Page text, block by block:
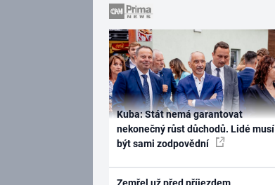
Kuba: Stát nemá garantovat
nekonečný růst důchodů. Lidé musí
být sami zodpovědní